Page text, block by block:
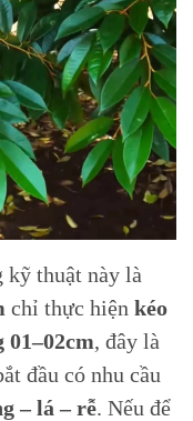
kỹ thuật này là
chỉ thực hiện kéo
01–02cm, đây là
đầu có nhu cầu
– lá – rễ. Nếu để